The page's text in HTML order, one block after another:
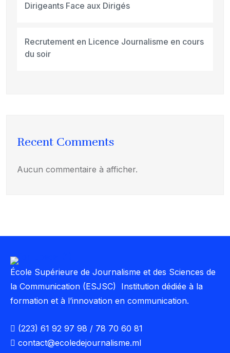
Dirigeants Face aux Dirigés
Recrutement en Licence Journalisme en cours
du soir
Recent Comments
Aucun commentaire à afficher.
École Supérieure de Journalisme et des Sciences de
la Communication (ESJSC) Institution dédiée à la
formation et à l’innovation en communication.
(223) 61 92 97 98 / 78 70 60 81
contact@ecoledejournalisme.ml